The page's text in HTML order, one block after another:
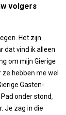
volgers
Het zijn
dat vind ik alleen
om mijn Gierige
hebben me wel
Gasten-
onder stond,
Je zag in die